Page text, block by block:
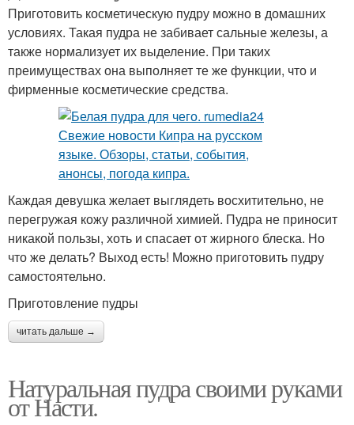
Приготовить косметическую пудру можно в домашних
условиях. Такая пудра не забивает сальные железы, а
также нормализует их выделение. При таких
преимуществах она выполняет те же функции, что и
фирменные косметические средства.
Каждая девушка желает выглядеть восхитительно, не
перегружая кожу различной химией. Пудра не приносит
никакой пользы, хоть и спасает от жирного блеска. Но
что же делать? Выход есть! Можно приготовить пудру
самостоятельно.
Приготовление пудры
читать дальше →
Натуральная пудра своими руками
от Насти.